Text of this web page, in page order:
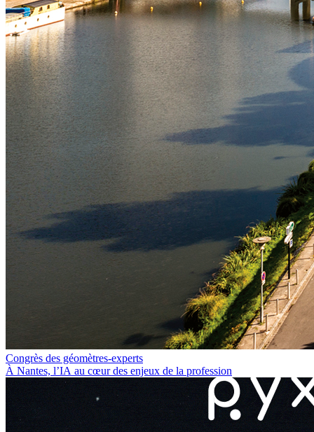
Congrès des géomètres-experts
À Nantes, l’IA au cœur des enjeux de la profession